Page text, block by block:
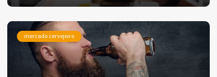
mercado cervejeiro